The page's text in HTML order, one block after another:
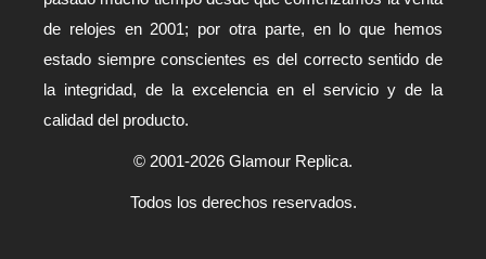
de relojes en 2001; por otra parte, en lo que hemos
estado siempre conscientes es del correcto sentido de
la integridad, de la excelencia en el servicio y de la
calidad del producto.
© 2001-2026 Glamour Replica.
Todos los derechos reservados.